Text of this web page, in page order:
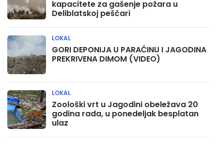
kapacitete za gašenje požara u
Deliblatskoj peščari
GORI DEPONIJA U PARAĆINU I JAGODINA
PREKRIVENA DIMOM (VIDEO)
LOKAL
Zoološki vrt u Jagodini obeležava 20
godina rada, u ponedeljak besplatan
ulaz
LOKAL